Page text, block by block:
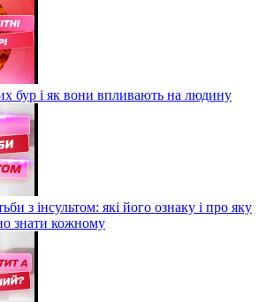
бур і як вони впливають на людину
з інсультом: які його ознаку і про яку
знати кожному